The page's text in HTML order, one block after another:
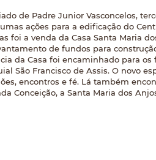
de Padre Junior Vasconcelos,
ações para a edificação do
foi a venda da Casa Santa Maria
de fundos para
da Casa foi encaminhado para os
São Francisco de Assis. O novo
encontros e fé. Lá também
Conceição, a Santa Maria dos